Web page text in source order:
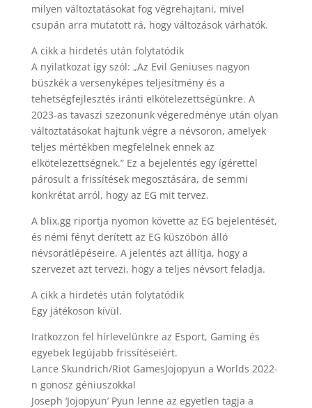
milyen változtatásokat fog végrehajtani, mivel
csupán arra mutatott rá, hogy változások várhatók.
A cikk a hirdetés után folytatódik
A nyilatkozat így szól: „Az Evil Geniuses nagyon
büszkék a versenyképes teljesítmény és a
tehetségfejlesztés iránti elkötelezettségünkre. A
2023-as tavaszi szezonunk végeredménye után olyan
változtatásokat hajtunk végre a névsoron, amelyek
teljes mértékben megfelelnek ennek az
elkötelezettségnek.” Ez a bejelentés egy ígérettel
párosult a frissítések megosztására, de semmi
konkrétat arról, hogy az EG mit tervez.
A blix.gg riportja nyomon követte az EG bejelentését,
és némi fényt derített az EG küszöbön álló
névsorátlépéseire. A jelentés azt állítja, hogy a
szervezet azt tervezi, hogy a teljes névsort feladja.
A cikk a hirdetés után folytatódik
Egy játékoson kívül.
Iratkozzon fel hírlevelünkre az Esport, Gaming és
egyebek legújabb frissítéseiért.
Lance Skundrich/Riot GamesJojopyun a Worlds 2022-
n gonosz géniuszokkal
Joseph ‘Jojopyun’ Pyun lenne az egyetlen tagja a